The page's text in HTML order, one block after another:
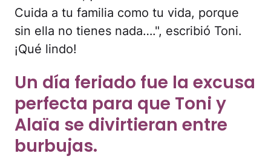
Cuida a tu familia como tu vida, porque
sin ella no tienes nada….", escribió Toni.
¡Qué lindo!
Un día feriado fue la excusa
perfecta para que Toni y
Alaïa se divirtieran entre
burbujas.